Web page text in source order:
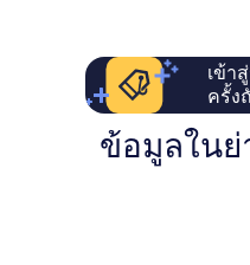
เข้า
ครั้ง
ข้อมูลใน